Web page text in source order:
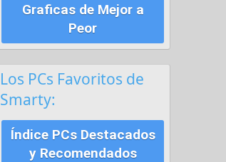
Graficas de Mejor a
Peor
Los PCs Favoritos de
Smarty:
Índice PCs Destacados
y Recomendados